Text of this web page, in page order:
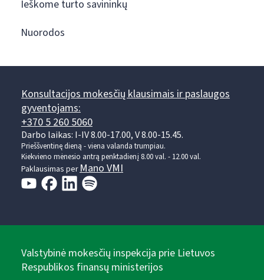
Ieškome turto savininkų
Nuorodos
Konsultacijos mokesčių klausimais ir paslaugos
gyventojams:
+370 5 260 5060
Darbo laikas: I-IV 8.00-17.00, V 8.00-15.45.
Prieššventinę dieną - viena valanda trumpiau.
Kiekvieno mėnesio antrą penktadienį 8.00 val. - 12.00 val.
Paklausimas perMano VMI
Valstybinė mokesčių inspekcija prie Lietuvos
Respublikos finansų ministerijos